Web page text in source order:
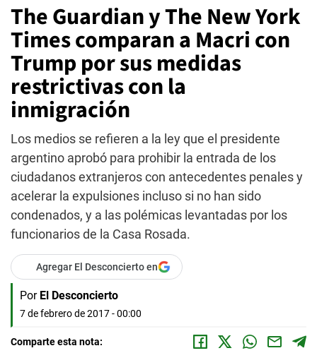
The Guardian y The New York
Times comparan a Macri con
Trump por sus medidas
restrictivas con la
inmigración
Los medios se refieren a la ley que el presidente
argentino aprobó para prohibir la entrada de los
ciudadanos extranjeros con antecedentes penales y
acelerar la expulsiones incluso si no han sido
condenados, y a las polémicas levantadas por los
funcionarios de la Casa Rosada.
Agregar El Desconcierto en
Por El Desconcierto
7 de febrero de 2017 - 00:00
Comparte esta nota: